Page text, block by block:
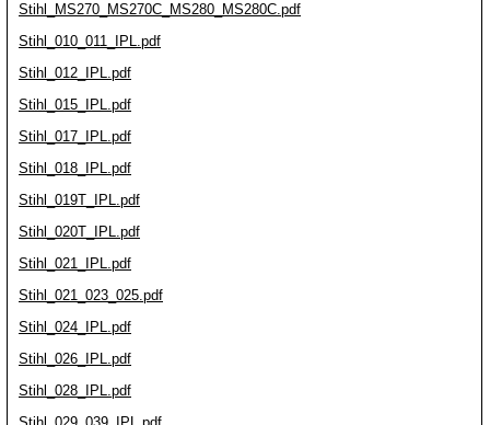
Stihl_MS270_MS270C_MS280_MS280C.pdf
Stihl_010_011_IPL.pdf
Stihl_012_IPL.pdf
Stihl_015_IPL.pdf
Stihl_017_IPL.pdf
Stihl_018_IPL.pdf
Stihl_019T_IPL.pdf
Stihl_020T_IPL.pdf
Stihl_021_IPL.pdf
Stihl_021_023_025.pdf
Stihl_024_IPL.pdf
Stihl_026_IPL.pdf
Stihl_028_IPL.pdf